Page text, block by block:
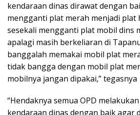
kendaraan dinas dirawat dengan
mengganti plat merah menjadi plat
sesekali mengganti plat mobil dins
apalagi masih berkeliaran di
banggalah memakai mobil plat
tidak bangga dengan mobil plat
mobilnya jangan dipakai,” tegasnya
“Hendaknya semua OPD
kendaraan dinas dengan baik agar